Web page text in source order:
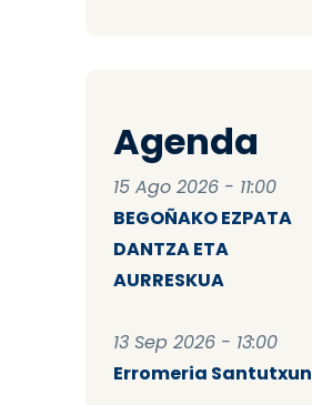
Agenda
15 Ago 2026 - 11:00
BEGOÑAKO EZPATA
DANTZA ETA
AURRESKUA
13 Sep 2026 - 13:00
Erromeria Santutxun